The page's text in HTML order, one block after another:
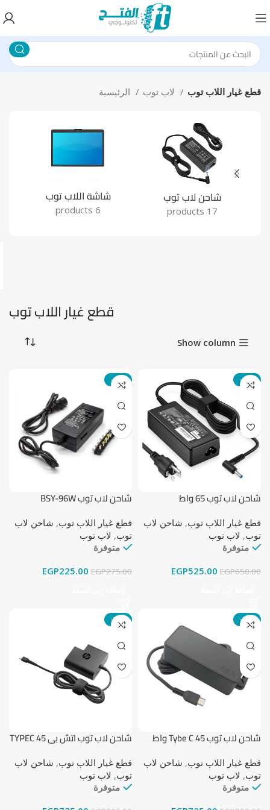
قطع غيار اللاب توب
شاحن لاب توب
17 products
شاشة اللاب توب
6 products
قطع غيار اللاب توب
Show column
-19%
شاحن لاب توب 65 واط
قطع غيار اللاب توب, شاحن لاب
توب, لاب توب
متوفرة
EGP650.00
EGP525.00
-18%
شاحن لاب توب BSY-96W
قطع غيار اللاب توب, شاحن لاب
توب, لاب توب
متوفرة
EGP275.00
EGP225.00
-19%
شاحن لاب توب Tybe C 45 واط
قطع غيار اللاب توب, شاحن لاب
توب, لاب توب
متوفرة
-22%
شاحن لاب توب اتش بي TYPEC 45
قطع غيار اللاب توب, شاحن لاب
توب, لاب توب
متوفرة